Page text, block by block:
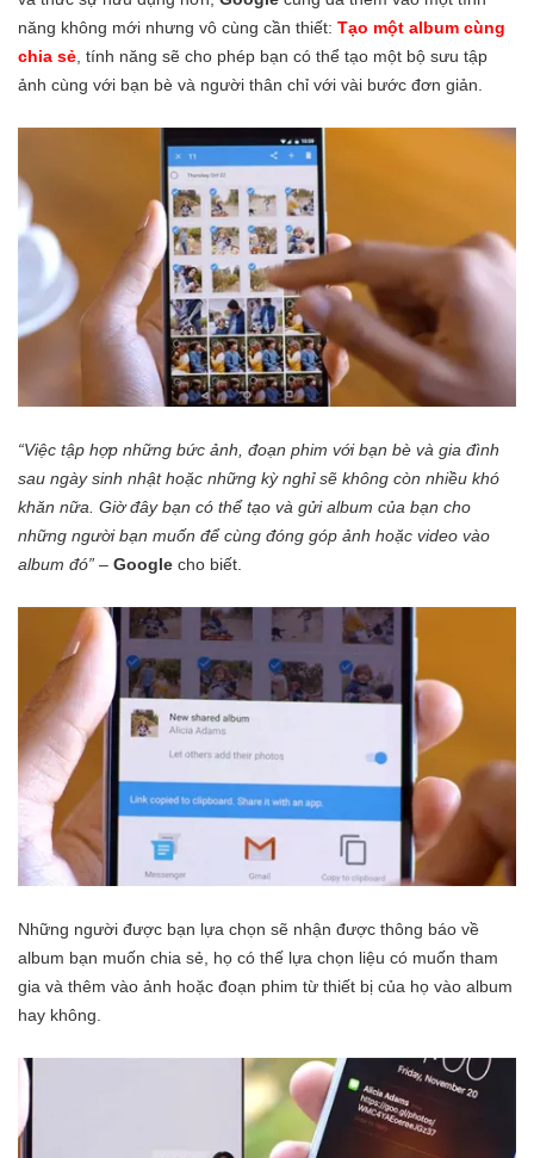
năng không mới nhưng vô cùng cần thiết: Tạo một album cùng
chia sẻ , tính năng sẽ cho phép bạn có thể tạo một bộ sưu tập
ảnh cùng với bạn bè và người thân chỉ với vài bước đơn giản.
“Việc tập hợp những bức ảnh, đoạn phim với bạn bè và gia đình
sau ngày sinh nhật hoặc những kỳ nghỉ sẽ không còn nhiều khó
khăn nữa. Giờ đây bạn có thể tạo và gửi album của bạn cho
những người bạn muốn để cùng đóng góp ảnh hoặc video vào
album đó” – Google cho biết.
Những người được bạn lựa chọn sẽ nhận được thông báo về
album bạn muốn chia sẻ, họ có thế lựa chọn liệu có muốn tham
gia và thêm vào ảnh hoặc đoạn phim từ thiết bị của họ vào album
hay không.